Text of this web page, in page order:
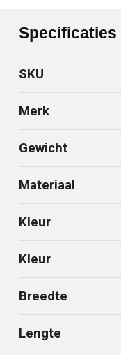
Specificaties
SKU
Merk
Gewicht
Materiaal
Kleur
Kleur
Breedte
Lengte